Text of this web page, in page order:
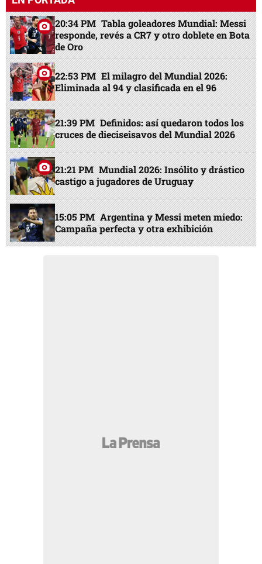
20:34 PM Tabla goleadores Mundial: Messi
responde, revés a CR7 y otro doblete en Bota
de Oro
22:53 PM El milagro del Mundial 2026:
Eliminada al 94 y clasificada en el 96
21:39 PM Definidos: así quedaron todos los
cruces de dieciseisavos del Mundial 2026
21:21 PM Mundial 2026: Insólito y drástico
castigo a jugadores de Uruguay
15:05 PM Argentina y Messi meten miedo:
Campaña perfecta y otra exhibición